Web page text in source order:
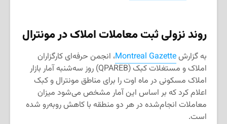
روند نزولی ثبت معاملات املاک در مونترال
به گزارشMontreal Gazette، انجمن حرفه‌ای کارگزاران
املاک و مستغلات کبک (QPAREB) روز سه‌شنبه آمار بازار
املاک مسکونی در ماه اوت را برای مناطق مونترال و کبک
اعلام کرد که بر اساس این آمار مشخص می‌شود میزان
معاملات انجام‌شده در هر دو منطقه با کاهش روبه‌رو شده
است.